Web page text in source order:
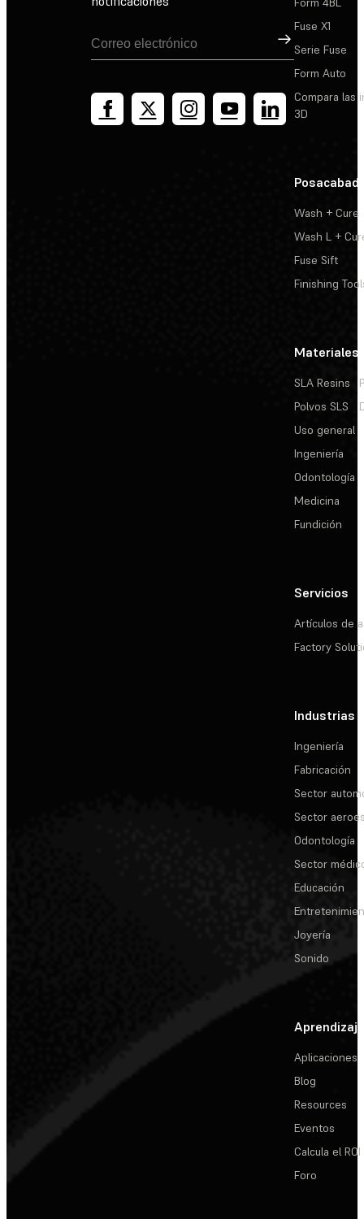
Suscribirse
Fuse X1
Serie Fuse
Form Auto
Compara las
3D
Wash + Cure
Wash L +
Fuse Sift
Finishing
Materiales
SLA Resins
Polvos SLS
Uso general
Ingeniería
Odontología
Medicina
Fundición
Servicios
Artículos de
Factory
Industrias
Ingeniería
Fabricación
Sector
Sector
Odontología
Sector
Educación
Joyería
Sonido
Aprendizaje
Aplicaciones
Blog
Resources
Eventos
Calcula el ROI
Foro